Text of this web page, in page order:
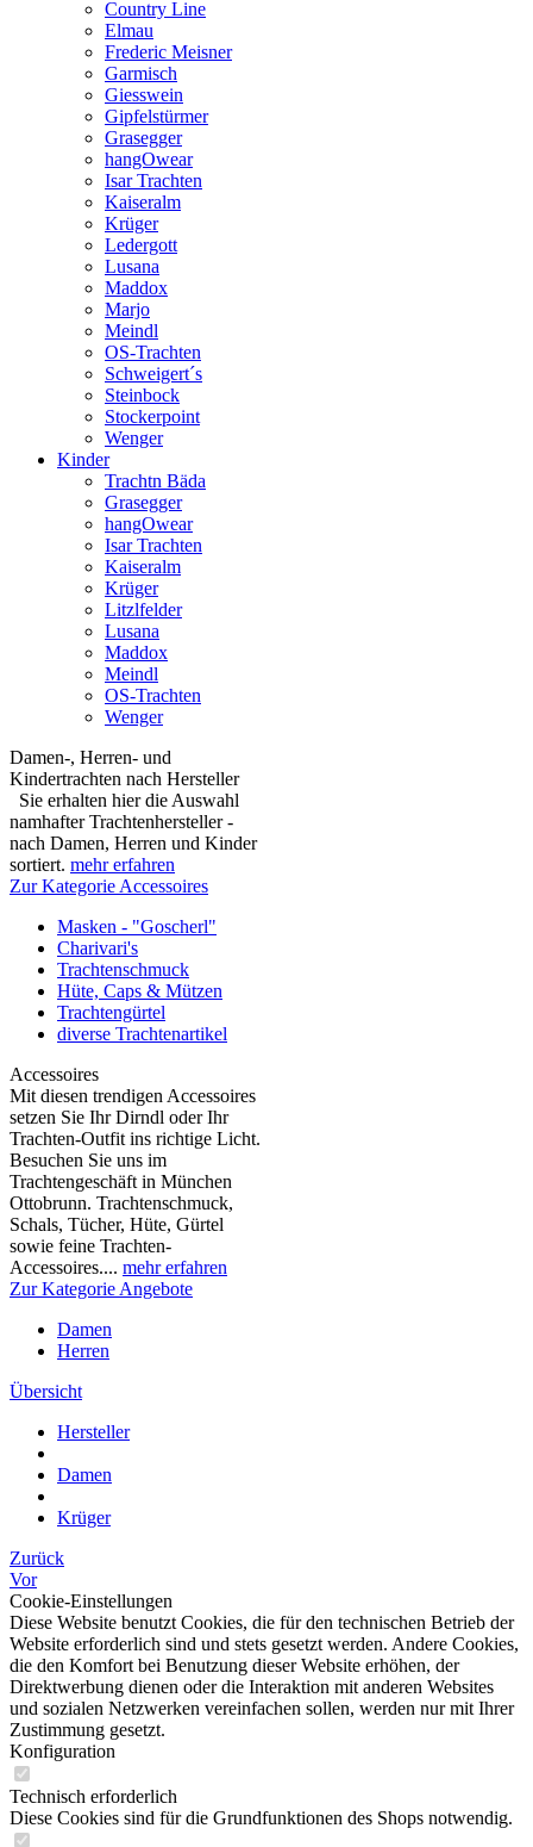
Country Line
Elmau
Frederic Meisner
Garmisch
Giesswein
Gipfelstürmer
Grasegger
hangOwear
Isar Trachten
Kaiseralm
Krüger
Ledergott
Lusana
Maddox
Marjo
Meindl
OS-Trachten
Schweigert´s
Steinbock
Stockerpoint
Wenger
Kinder
Trachtn Bäda
Grasegger
hangOwear
Isar Trachten
Kaiseralm
Krüger
Litzlfelder
Lusana
Maddox
Meindl
OS-Trachten
Wenger
Damen-, Herren- und
Kindertrachten nach Hersteller
Sie erhalten hier die Auswahl
namhafter Trachtenhersteller -
nach Damen, Herren und Kinder
sortiert. mehr erfahren
Zur Kategorie Accessoires
Masken - "Goscherl"
Charivari's
Trachtenschmuck
Hüte, Caps & Mützen
Trachtengürtel
diverse Trachtenartikel
Accessoires
Mit diesen trendigen Accessoires
setzen Sie Ihr Dirndl oder Ihr
Trachten-Outfit ins richtige Licht.
Besuchen Sie uns im
Trachtengeschäft in München
Ottobrunn. Trachtenschmuck,
Schals, Tücher, Hüte, Gürtel
sowie feine Trachten-
Accessoires.... mehr erfahren
Zur Kategorie Angebote
Damen
Herren
Übersicht
Hersteller
Damen
Krüger
Zurück
Vor
Cookie-Einstellungen
Diese Website benutzt Cookies, die für den technischen Betrieb der
Website erforderlich sind und stets gesetzt werden. Andere Cookies,
die den Komfort bei Benutzung dieser Website erhöhen, der
Direktwerbung dienen oder die Interaktion mit anderen Websites
und sozialen Netzwerken vereinfachen sollen, werden nur mit Ihrer
Zustimmung gesetzt.
Konfiguration
Technisch erforderlich
Diese Cookies sind für die Grundfunktionen des Shops notwendig.